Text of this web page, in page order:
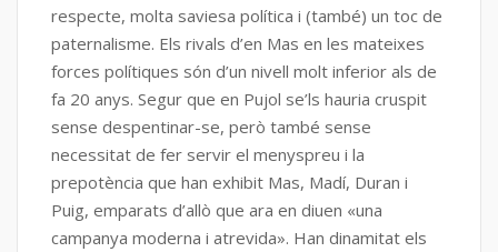
respecte, molta saviesa política i (també) un toc de
paternalisme. Els rivals d’en Mas en les mateixes
forces polítiques són d’un nivell molt inferior als de
fa 20 anys. Segur que en Pujol se’ls hauria cruspit
sense despentinar-se, però també sense
necessitat de fer servir el menyspreu i la
prepotència que han exhibit Mas, Madí, Duran i
Puig, emparats d’allò que ara en diuen «una
campanya moderna i atrevida». Han dinamitat els